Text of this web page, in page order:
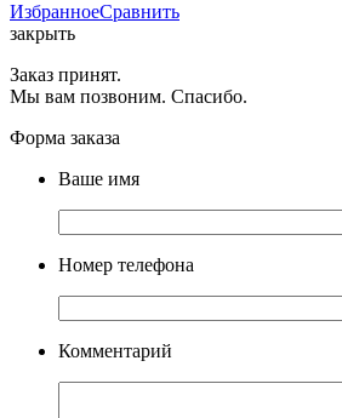
ИзбранноеСравнить
закрыть
Заказ принят.
Мы вам позвоним. Спасибо.
Форма заказа
Ваше имя
Номер телефона
Комментарий